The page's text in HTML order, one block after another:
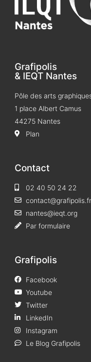
Grafipolis
& IEQT Nantes
Pôle des arts
1 place Albert Camus
44275 Nantes
Plan
Contact
02 40 50 24 22
contact@grafipolis.fr
nantes@ieqt.org
Par formulaire
Grafipolis
Facebook
Youtube
Twitter
LinkedIn
Instagram
Le Blog Grafipolis